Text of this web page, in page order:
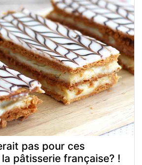
pas pour ces
pâtisserie française? !